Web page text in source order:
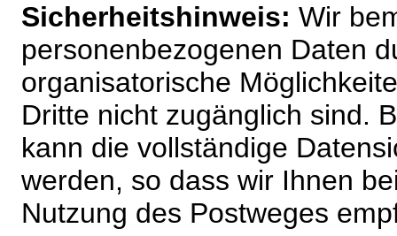
Sicherheitshinweis: Wir
personenbezogenen Daten
organisatorische
Dritte nicht zugänglich sind.
kann die vollständige
werden, so dass wir Ihnen
Nutzung des Postweges